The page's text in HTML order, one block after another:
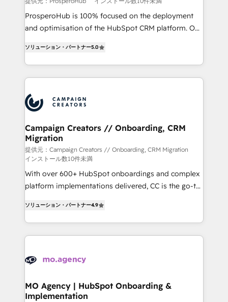
ProsperoHub is 100% focused on the deployment
and optimisation of the HubSpot CRM platform. Our
ensure that you achieve maximum adoption and
ROI from your HubSpot investment. Use our
extensive HubSpot, sales, marketing, service and
HubSpot journey, design and implement your
processes and skilfully bring your revenue
infrastructure to life. Our collaborative approach
keeps you in control whilst we plan and support the
route to your revenue goals. We have successfully
supported over 500 organisations with HubSpot
implementation, optimisation, training, and
adoption assurance. Our tried and tested Roadmap
new to HubSpot or seeking to turn around a poor
install, our team have the change management
ソリューション・パートナー5.0
Campaign Creators // Onboarding, CRM
Migration
提供元：Campaign Creators // Onboarding, CRM Migration
インストール数10件未満
With over 600+ HubSpot onboardings and complex
platform implementations delivered, CC is the go-to
migrate, replatform, and scale smarter. We specialize
in high-impact CRM and CMS migrations and
onboarding from platforms like Salesforce, NetSuite,
WordPress and legacy CRMs, turning fragmented
architectures that accelerate revenue operations and
performance. - Multi-object CRM migration, cleanup,
ソリューション・パートナー4.9
MO Agency | HubSpot Onboarding &
Implementation